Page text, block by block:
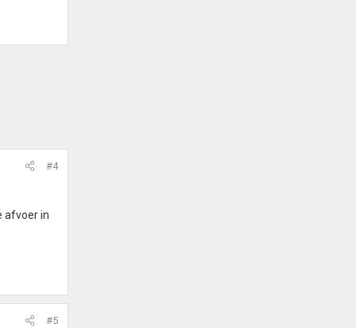
#4
afvoer in
#5